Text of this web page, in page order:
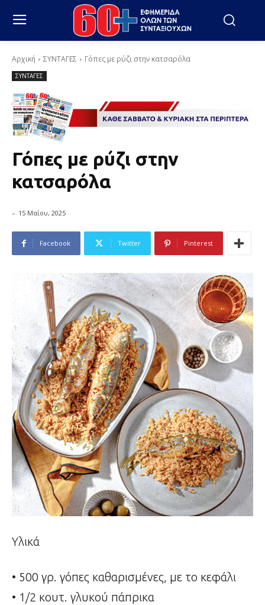
Αρχική ΣΥΝΤΑΓΕΣ Γόπες με ρύζι στην κατσαρόλα
ΣΥΝΤΑΓΕΣ
Γόπες με ρύζι στην
κατσαρόλα
- 15 Μαΐου, 2025
Facebook Twitter Pinterest
Υλικά
• 500 γρ. γόπες καθαρισμένες, με το κεφάλι
• 1/2 κουτ. γλυκού πάπρικα